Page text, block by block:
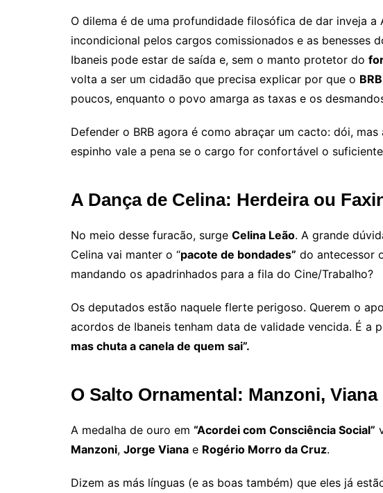
O dilema é de uma profundidade filosófica de dar inveja a
incondicional pelos cargos comissionados e as benesses
Ibaneis pode estar de saída e, sem o manto protetor do
volta a ser um cidadão que precisa explicar por que o BRB
poucos, enquanto o povo amarga as taxas e os
Defender o BRB agora é como abraçar um cacto: dói,
espinho vale a pena se o cargo for confortável o
A Dança de Celina: Herdeira ou
No meio desse furacão, surge Celina Leão. A grande
Celina vai manter o “pacote de bondades” do antecessor
mandando os apadrinhados para a fila do Cine/Trabalho?
Os deputados estão naquele flerte perigoso. Querem o
acordos de Ibaneis tenham data de validade vencida. É a
mas chuta a canela de quem sai”.
O Salto Ornamental: Manzoni,
A medalha de ouro em “Acordei com Consciência Social”
Manzoni, Jorge Viana e Rogério Morro da Cruz.
Dizem as más línguas (e as boas também) que eles já